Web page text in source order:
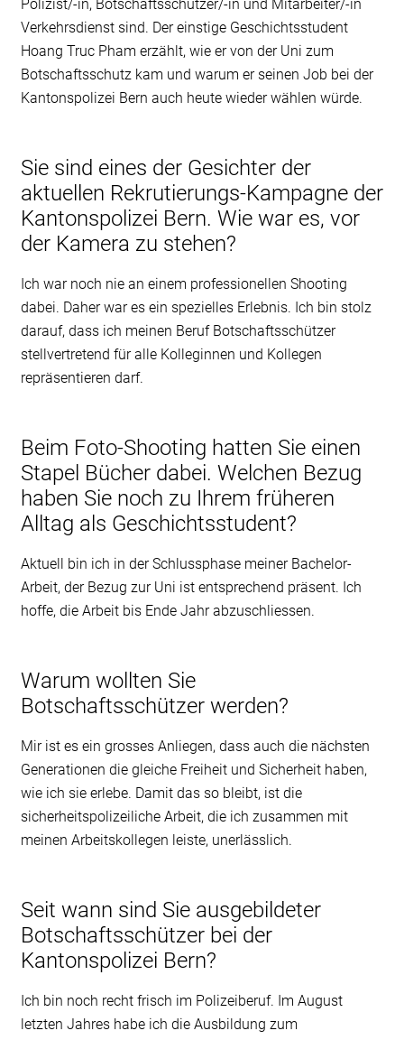
Polizist/-in, Botschaftsschützer/-in und Mitarbeiter/-in
Verkehrsdienst sind. Der einstige Geschichtsstudent
Hoang Truc Pham erzählt, wie er von der Uni zum
Botschaftsschutz kam und warum er seinen Job bei der
Kantonspolizei Bern auch heute wieder wählen würde.
Sie sind eines der Gesichter der
aktuellen Rekrutierungs-Kampagne der
Kantonspolizei Bern. Wie war es, vor
der Kamera zu stehen?
Ich war noch nie an einem professionellen Shooting
dabei. Daher war es ein spezielles Erlebnis. Ich bin stolz
darauf, dass ich meinen Beruf Botschaftsschützer
stellvertretend für alle Kolleginnen und Kollegen
repräsentieren darf.
Beim Foto-Shooting hatten Sie einen
Stapel Bücher dabei. Welchen Bezug
haben Sie noch zu Ihrem früheren
Alltag als Geschichtsstudent?
Aktuell bin ich in der Schlussphase meiner Bachelor-
Arbeit, der Bezug zur Uni ist entsprechend präsent. Ich
hoffe, die Arbeit bis Ende Jahr abzuschliessen.
Warum wollten Sie
Botschaftsschützer werden?
Mir ist es ein grosses Anliegen, dass auch die nächsten
Generationen die gleiche Freiheit und Sicherheit haben,
wie ich sie erlebe. Damit das so bleibt, ist die
sicherheitspolizeiliche Arbeit, die ich zusammen mit
meinen Arbeitskollegen leiste, unerlässlich.
Seit wann sind Sie ausgebildeter
Botschaftsschützer bei der
Kantonspolizei Bern?
Ich bin noch recht frisch im Polizeiberuf. Im August
letzten Jahres habe ich die Ausbildung zum